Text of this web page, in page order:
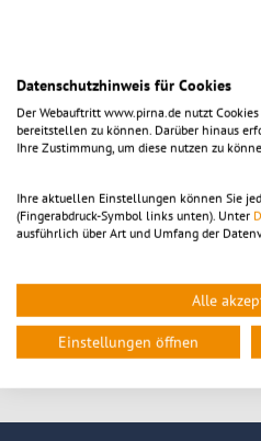
Kosten: 2,50 €/Schüler
Datenschutzhinweis für Cookies
Der Webauftritt www.pirna.de nutzt
bereitstellen zu können. Darüber hinaus
Ihre Zustimmung, um diese nutzen zu
Ihre aktuellen Einstellungen können Sie
(Fingerabdruck-Symbol links unten). Unter
ausführlich über Art und Umfang der
Alle
Einstellungen öffnen